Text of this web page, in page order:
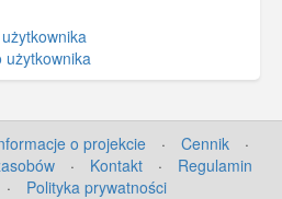
użytkownika
o projekcie · Cennik
·
· Kontakt ·
Regulamin
· Polityka prywatności